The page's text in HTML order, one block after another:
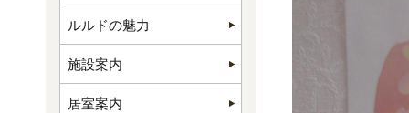
ルルドの魅力
施設案内
居室案内